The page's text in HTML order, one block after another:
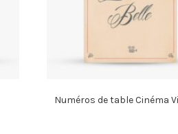
Numéros de table Cinéma